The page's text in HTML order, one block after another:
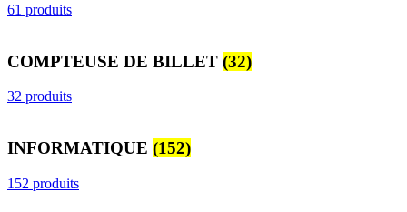
61 produits
COMPTEUSE DE BILLET (32)
32 produits
INFORMATIQUE (152)
152 produits